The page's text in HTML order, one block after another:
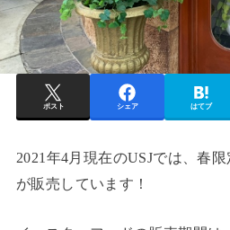
ポスト シェア はてブ
2021年4月現在のUSJでは、春
が販売しています！